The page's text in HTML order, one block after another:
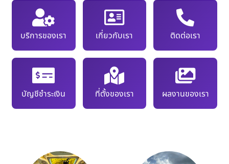
บริการของเรา เกี่ยวกับเรา ติดต่อเรา
บัญชีชำระเงิน ที่ตั้งของเรา ผลงานของเรา